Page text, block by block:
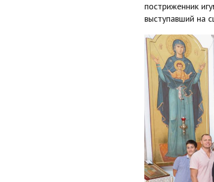
постриженник
выступавший на